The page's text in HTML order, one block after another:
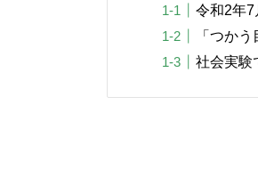
令和2年
「つか
社会実験